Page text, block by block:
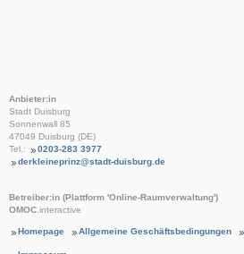
Anbieter:in
Stadt Duisburg
Sonnenwall 85
47049 Duisburg (DE)
Tel.:
0203-283 3977
derkleineprinz@stadt-duisburg.de
Betreiber:in (Plattform 'Online-Raumverwaltung')
OMOC.interactive
Homepage Allgemeine Geschäftsbedingungen